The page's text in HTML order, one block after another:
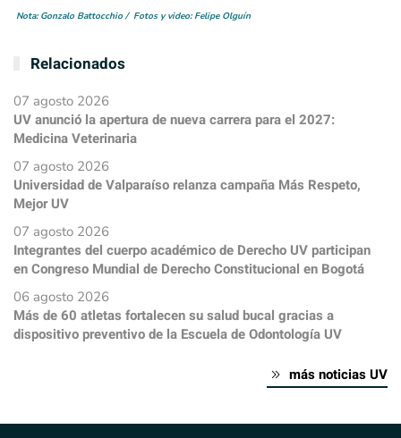
Nota: Gonzalo Battocchio / Fotos y video: Felipe Olguín
Relacionados
07 agosto 2026
UV anunció la apertura de nueva carrera para el 2027:
Medicina Veterinaria
07 agosto 2026
Universidad de Valparaíso relanza campaña Más Respeto,
Mejor UV
07 agosto 2026
Integrantes del cuerpo académico de Derecho UV participan
en Congreso Mundial de Derecho Constitucional en Bogotá
06 agosto 2026
Más de 60 atletas fortalecen su salud bucal gracias a
dispositivo preventivo de la Escuela de Odontología UV
más noticias UV